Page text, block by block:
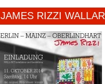
JAMES RIZZI